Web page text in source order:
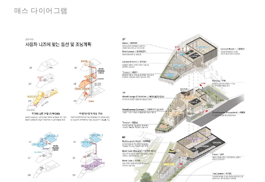
매스 다이어그램